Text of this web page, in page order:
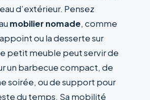
d’extérieur. Pensez
mobilier nomade, comme
ou la desserte sur
petit meuble peut servir de
un barbecue compact, de
soirée, ou de support pour
du temps. Sa mobilité